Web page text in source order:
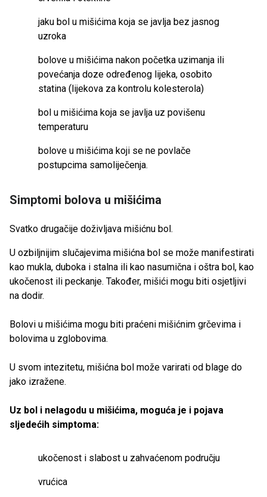
jaku bol u mišićima koja se javlja bez jasnog
uzroka
bolove u mišićima nakon početka uzimanja ili
povećanja doze određenog lijeka, osobito
statina (lijekova za kontrolu kolesterola)
bol u mišićima koja se javlja uz povišenu
temperaturu
bolove u mišićima koji se ne povlače
postupcima samoliječenja.
Simptomi bolova u mišićima
Svatko drugačije doživljava mišićnu bol.
U ozbiljnijim slučajevima mišićna bol se može manifestirati
kao mukla, duboka i stalna ili kao nasumična i oštra bol, kao
ukočenost ili peckanje. Također, mišići mogu biti osjetljivi
na dodir.
Bolovi u mišićima mogu biti praćeni mišićnim grčevima i
bolovima u zglobovima.
U svom intezitetu, mišićna bol može varirati od blage do
jako izražene.
Uz bol i nelagodu u mišićima, moguća je i pojava
sljedećih simptoma:
ukočenost i slabost u zahvaćenom području
vrućica